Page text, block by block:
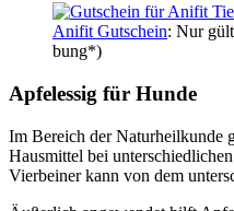
Ani­fit Gut­schein: Nur
bung*)
Apfel­es­sig für Hun­de
Im Bereich der Natur­heil­kun­de
Haus­mit­tel bei
Vier­bei­ner kann von dem